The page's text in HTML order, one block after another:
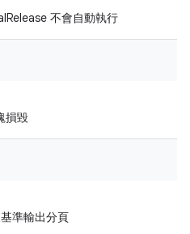
不會自動執行
損毀
準輸出分頁